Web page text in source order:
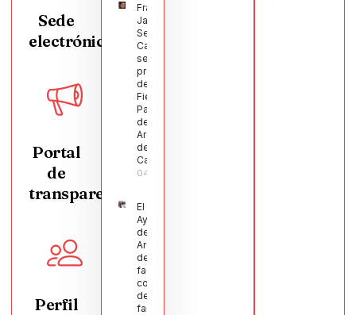
Sede
electrónica
Portal
de
transparencia
Perfil
Francisco
Javier
Segura
Castellanos
será el
pregonero
de las
Fiestas
Patronales
de
Argamasilla
de
Calatrava
04/08/2026
El
Ayuntamiento
de
Argamasilla
de Calatrava
facilita la
conciliación
de 200
familias